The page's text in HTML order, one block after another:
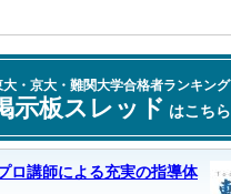
大・京大・難関大学合格者ランキング
示板スレッド はこちら